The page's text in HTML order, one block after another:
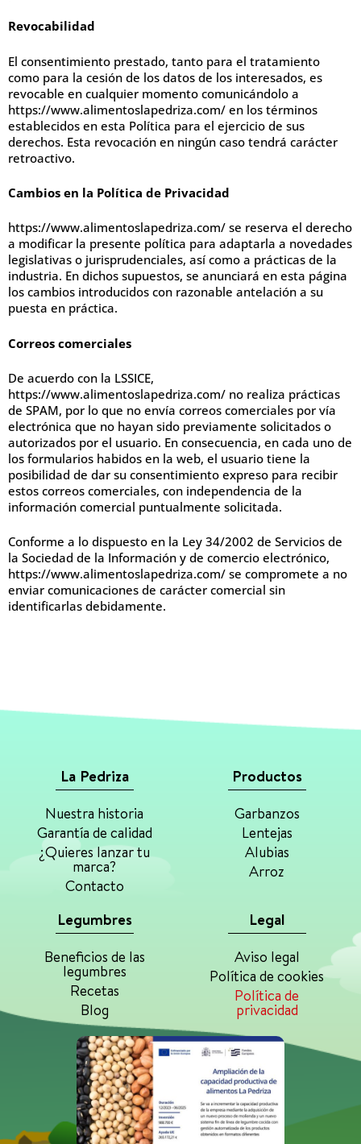
Revocabilidad
El consentimiento prestado, tanto para el tratamiento
como para la cesión de los datos de los interesados, es
revocable en cualquier momento comunicándolo a
https://www.alimentoslapedriza.com/ en los términos
establecidos en esta Política para el ejercicio de sus
derechos. Esta revocación en ningún caso tendrá carácter
retroactivo.
Cambios en la Política de Privacidad
https://www.alimentoslapedriza.com/ se reserva el derecho
a modificar la presente política para adaptarla a novedades
legislativas o jurisprudenciales, así como a prácticas de la
industria. En dichos supuestos, se anunciará en esta página
los cambios introducidos con razonable antelación a su
puesta en práctica.
Correos comerciales
De acuerdo con la LSSICE,
https://www.alimentoslapedriza.com/ no realiza prácticas
de SPAM, por lo que no envía correos comerciales por vía
electrónica que no hayan sido previamente solicitados o
autorizados por el usuario. En consecuencia, en cada uno de
los formularios habidos en la web, el usuario tiene la
posibilidad de dar su consentimiento expreso para recibir
estos correos comerciales, con independencia de la
información comercial puntualmente solicitada.
Conforme a lo dispuesto en la Ley 34/2002 de Servicios de
la Sociedad de la Información y de comercio electrónico,
https://www.alimentoslapedriza.com/ se compromete a no
enviar comunicaciones de carácter comercial sin
identificarlas debidamente.
La Pedriza
Nuestra historia
Garantía de calidad
¿Quieres lanzar tu
marca?
Contacto
Productos
Garbanzos
Lentejas
Alubias
Arroz
Legumbres
Beneficios de las
legumbres
Recetas
Blog
Legal
Aviso legal
Política de cookies
Política de
privacidad